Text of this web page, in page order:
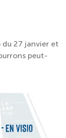
du 27 janvier et
peut-